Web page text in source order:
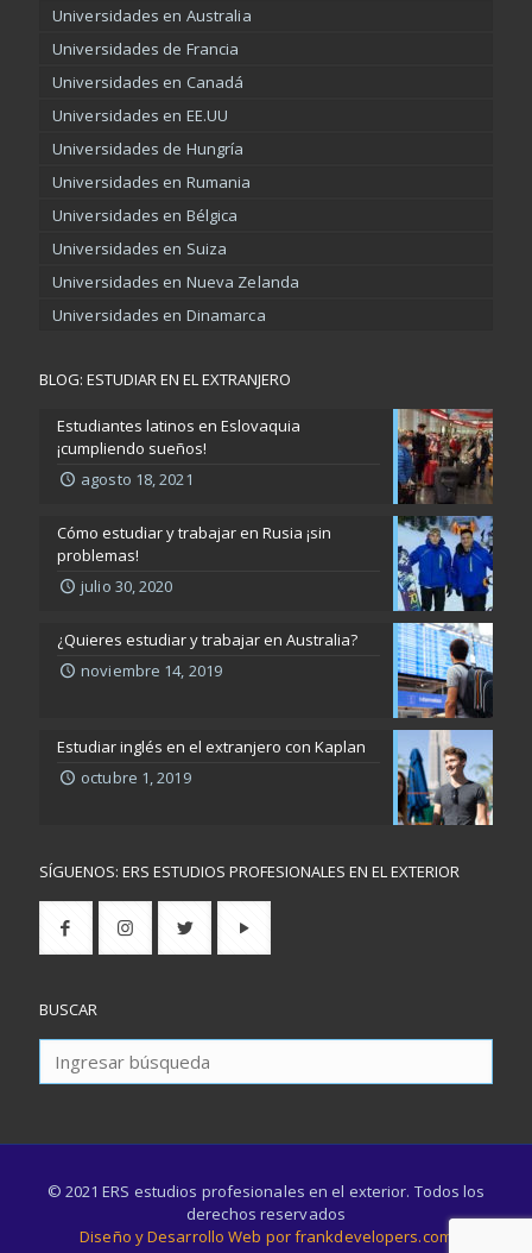
Universidades en Australia
Universidades de Francia
Universidades en Canadá
Universidades en EE.UU
Universidades de Hungría
Universidades en Rumania
Universidades en Bélgica
Universidades en Suiza
Universidades en Nueva Zelanda
Universidades en Dinamarca
BLOG: ESTUDIAR EN EL EXTRANJERO
Estudiantes latinos en Eslovaquia
¡cumpliendo sueños!
agosto 18, 2021
Cómo estudiar y trabajar en Rusia ¡sin
problemas!
julio 30, 2020
¿Quieres estudiar y trabajar en Australia?
noviembre 14, 2019
Estudiar inglés en el extranjero con Kaplan
octubre 1, 2019
SÍGUENOS: ERS ESTUDIOS PROFESIONALES EN EL EXTERIOR
BUSCAR
© 2021 ERS estudios profesionales en el exterior. Todos los
derechos reservados
Diseño y Desarrollo Web por frankdevelopers.com